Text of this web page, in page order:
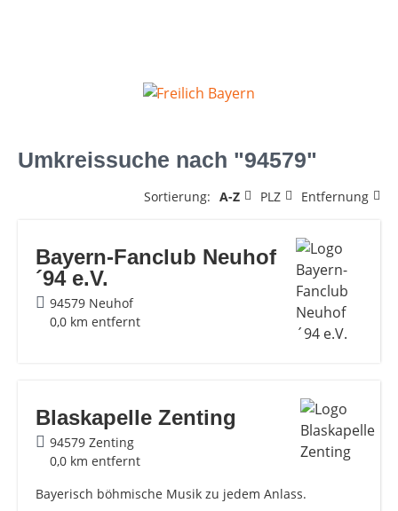
Umkreissuche nach "94579"
Sortierung: A-Z PLZ Entfernung
Bayern-Fanclub Neuhof
´94 e.V.
94579 Neuhof
0,0 km entfernt
Blaskapelle Zenting
94579 Zenting
0,0 km entfernt
Bayerisch böhmische Musik zu jedem Anlass.